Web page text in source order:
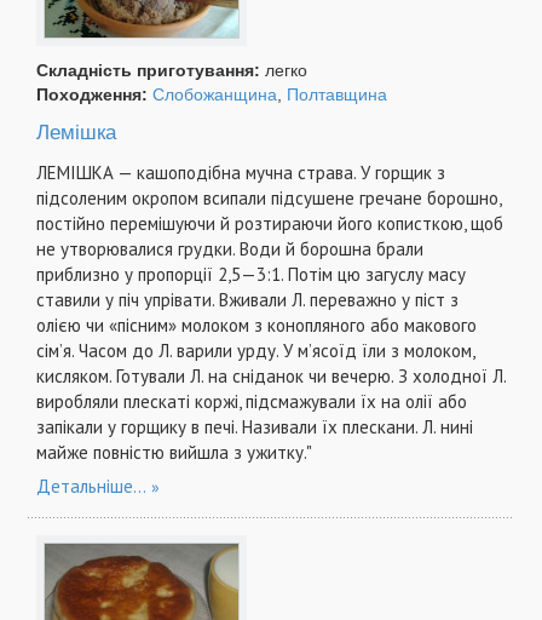
Складність приготування: легко
Походження: Слобожанщина Полтавщина
Лемішка
ЛЕМІШКА — кашоподібна мучна страва. У горщик з
підсоленим окропом всипали підсушене гречане борошно,
постійно перемішуючи й розтираючи його кописткою, щоб
не утворювалися грудки. Води й борошна брали
приблизно у пропорції 2,5—3:1. Потім цю загуслу масу
ставили у піч упрівати. Вживали Л. переважно у піст з
олією чи «пісним» молоком з конопляного або макового
сім’я. Часом до Л. варили урду. У м’ясоїд їли з молоком,
кисляком. Готували Л. на сніданок чи вечерю. З холодної Л.
виробляли плескаті коржі, підсмажували їх на олії або
запікали у горщику в печі. Називали їх плескани. Л. нині
майже повністю вийшла з ужитку."
Детальніше...